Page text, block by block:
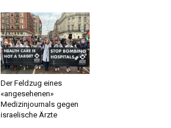
Der Feldzug eines
«angesehenen»
Medizinjournals gegen
israelische Ärzte